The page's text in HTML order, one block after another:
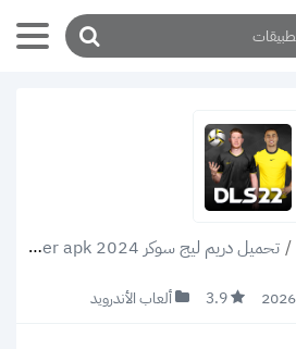
/ تحميل دريم ليج سوكر 2024 Dream League Soccer apk
3.9 ألعاب الأندرويد